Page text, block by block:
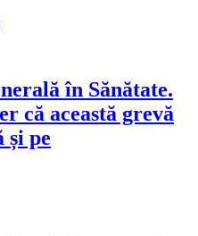
în Sănătate.
că această grevă
și pe